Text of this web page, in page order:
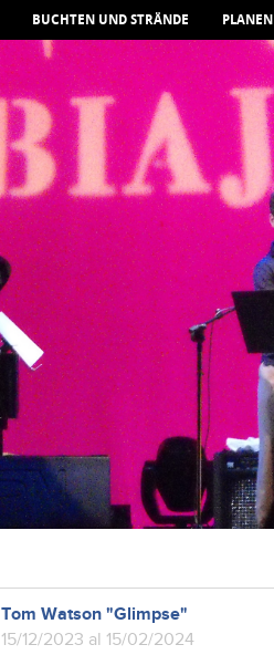
BUCHTEN UND STRÄNDE
Tom Watson "Glimpse"
15/12/2023 al 15/02/2024